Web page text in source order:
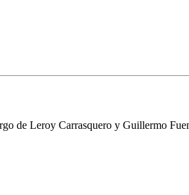
de Leroy Carrasquero y Guillermo